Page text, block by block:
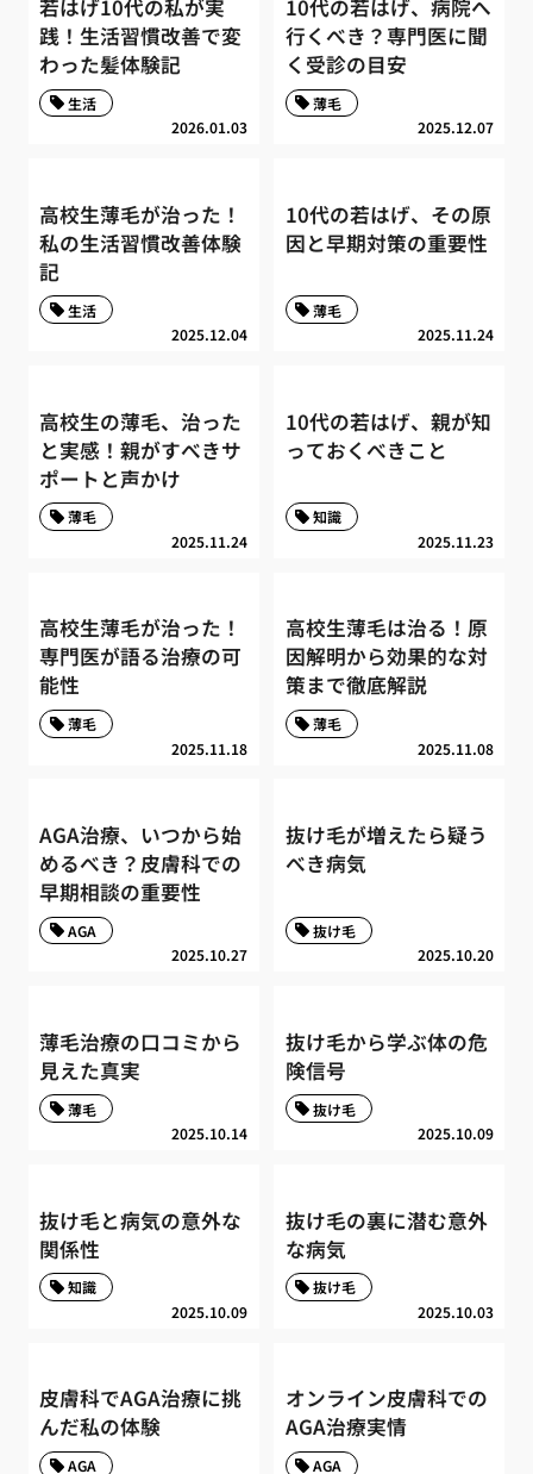
若はげ10代の私が実
践！生活習慣改善で変
わった髪体験記
2026.01.03
生活
10代の若はげ、病院へ
行くべき？専門医に聞
く受診の目安
2025.12.07
薄毛
高校生薄毛が治った！
私の生活習慣改善体験
記
2025.12.04
生活
10代の若はげ、その原
因と早期対策の重要性
2025.11.24
薄毛
高校生の薄毛、治った
と実感！親がすべきサ
ポートと声かけ
2025.11.24
薄毛
10代の若はげ、親が知
っておくべきこと
2025.11.23
知識
高校生薄毛が治った！
専門医が語る治療の可
能性
2025.11.18
薄毛
高校生薄毛は治る！原
因解明から効果的な対
策まで徹底解説
2025.11.08
薄毛
AGA治療、いつから始
めるべき？皮膚科での
早期相談の重要性
2025.10.27
AGA
抜け毛が増えたら疑う
べき病気
2025.10.20
抜け毛
薄毛治療の口コミから
見えた真実
2025.10.14
薄毛
抜け毛から学ぶ体の危
険信号
2025.10.09
抜け毛
抜け毛と病気の意外な
関係性
2025.10.09
知識
抜け毛の裏に潜む意外
な病気
2025.10.03
抜け毛
皮膚科でAGA治療に挑
んだ私の体験
AGA
オンライン皮膚科での
AGA治療実情
AGA